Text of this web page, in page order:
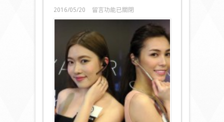
2016/05/20
在
〈Plantronics
新
Voyager
免
提
牙
耳
降
噪
能
留言功能已關閉